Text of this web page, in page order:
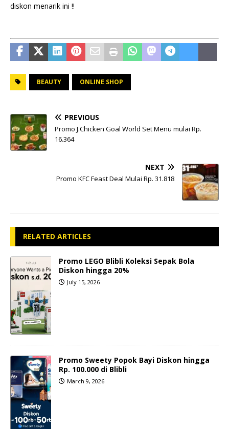
diskon menarik ini !!
BEAUTY ONLINE SHOP
PREVIOUS
Promo J.Chicken Goal World Set Menu mulai Rp.
16.364
NEXT
Promo KFC Feast Deal Mulai Rp. 31.818
RELATED ARTICLES
Promo LEGO Blibli Koleksi Sepak Bola
Diskon hingga 20%
July 15, 2026
Promo Sweety Popok Bayi Diskon hingga
Rp. 100.000 di Blibli
March 9, 2026